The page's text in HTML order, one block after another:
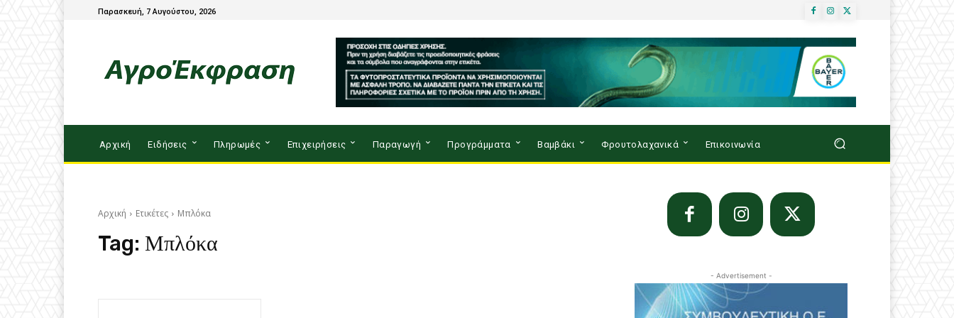
Παρασκευή, 7 Αυγούστου, 2026
Αρχική Ειδήσεις Πληρωμές Επιχειρήσεις Παραγωγή Προγράμματα Βαμβάκι Φρουτολαχανικά Επικοινωνία
Αρχική Ετικέτες Μπλόκα
Tag: Μπλόκα
- Advertisement -